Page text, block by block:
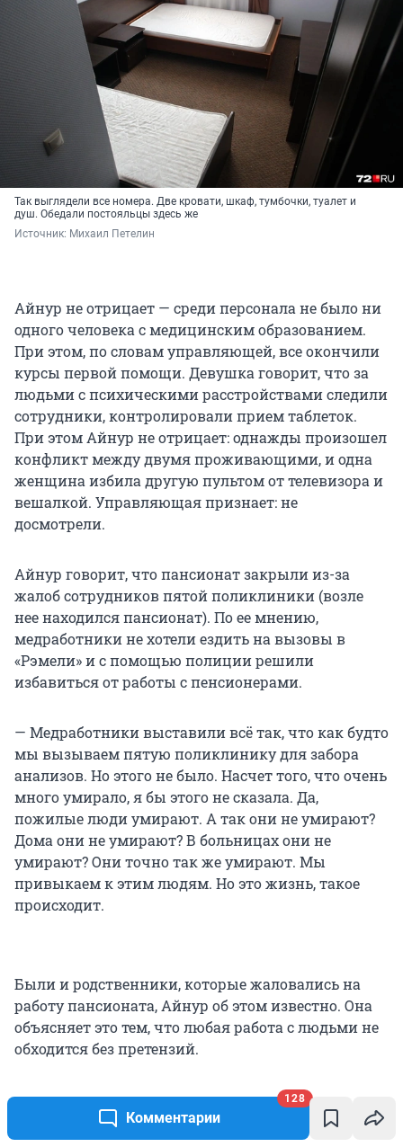
Комментарии
128
Так выглядели все номера. Две кровати, шкаф, тумбочки, туалет и
душ. Обедали постояльцы здесь же
Источник: Михаил Петелин
Айнур не отрицает — среди персонала не было ни
одного человека с медицинским образованием.
При этом, по словам управляющей, все окончили
курсы первой помощи. Девушка говорит, что за
людьми с психическими расстройствами следили
сотрудники, контролировали прием таблеток.
При этом Айнур не отрицает: однажды произошел
конфликт между двумя проживающими, и одна
женщина избила другую пультом от телевизора и
вешалкой. Управляющая признает: не
досмотрели.
Айнур говорит, что пансионат закрыли из-за
жалоб сотрудников пятой поликлиники (возле
нее находился пансионат). По ее мнению,
медработники не хотели ездить на вызовы в
«Рэмели» и с помощью полиции решили
избавиться от работы с пенсионерами.
— Медработники выставили всё так, что как будто
мы вызываем пятую поликлинику для забора
анализов. Но этого не было. Насчет того, что очень
много умирало, я бы этого не сказала. Да,
пожилые люди умирают. А так они не умирают?
Дома они не умирают? В больницах они не
умирают? Они точно так же умирают. Мы
привыкаем к этим людям. Но это жизнь, такое
происходит.
Были и родственники, которые жаловались на
работу пансионата, Айнур об этом известно. Она
объясняет это тем, что любая работа с людьми не
обходится без претензий.
— Да, были проблемы с родственниками. Были
такие люди, которым что-то не понравилось,
которые решили родственников забрать из нашей